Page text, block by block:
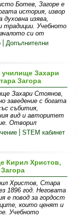
Ботев, Загоре е
история, извор
духовна изява,
традиции. Учебното
си от
Допълнителни
училище Захари
Загора
Захари Стоянов,
заведение с богата
събития,
вид и авторитет
Отворил
STEM кабинет
Кирил Христов,
Христов, Стара
1896 год. Неговата
е повод за гордост
които ценят и
Учебното